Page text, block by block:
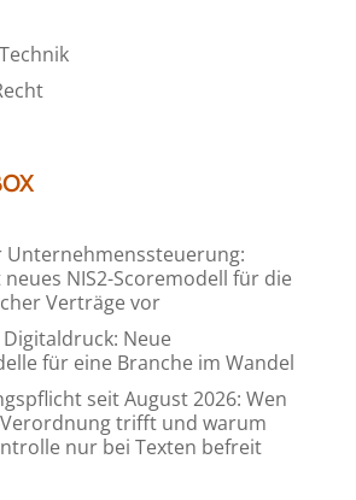
Unternehmenssteuerung:
neues NIS2-Scoremodell für die
Verträge vor
Neue
für eine Branche im Wandel
seit August 2026: Wen
trifft und warum
nur bei Texten befreit